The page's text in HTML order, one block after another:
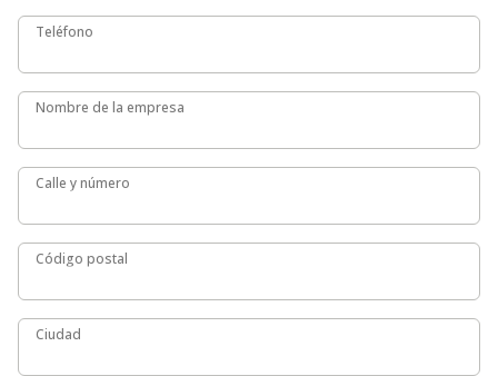
Teléfono
Teléfono
Nombre de la empresa
Nombre de la empresa
Calle y número
Calle y número
Código postal
Código postal
Ciudad
Ciudad